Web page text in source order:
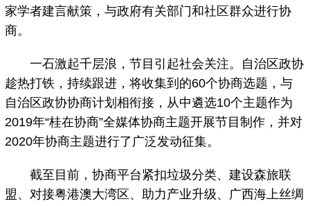
家学者建言献策，与政府有关部门和社区群众进行协
商。
一石激起千层浪，节目引起社会关注。自治区政协
趁热打铁，持续跟进，将收集到的60个协商选题，与
自治区政协协商计划相衔接，从中遴选10个主题作为
2019年“桂在协商”全媒体协商主题开展节目制作，并对
2020年协商主题进行了广泛发动征集。
截至目前，协商平台紧扣垃圾分类、建设森旅联
盟、对接粤港澳大湾区、助力产业升级、广西海上丝绸